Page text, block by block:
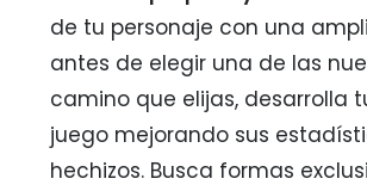
de tu personaje con una
antes de elegir una de las
camino que elijas, desarrolla
juego mejorando sus
hechizos. Busca formas